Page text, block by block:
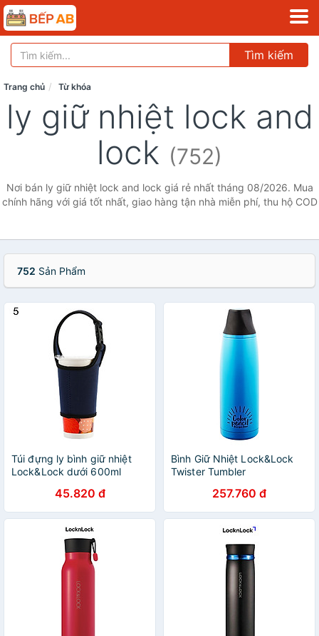
Tìm kiếm
Trang chủ Từ khóa
ly giữ nhiệt lock and
lock (752)
Nơi bán ly giữ nhiệt lock and lock giá rẻ nhất tháng 08/2026. Mua
chính hãng với giá tốt nhất, giao hàng tận nhà miễn phí, thu hộ COD
752 Sản Phẩm
Túi đựng ly bình giữ nhiệt
Lock&Lock dưới 600ml
LHC3249 LHC4140 -
JoyMall
45.820 đ
Bình Giữ Nhiệt Lock&Lock
Twister Tumbler
257.760 đ